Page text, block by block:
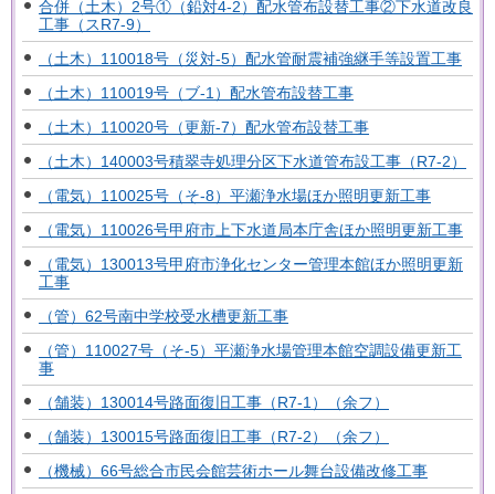
合併（土木）2号①（鉛対4-2）配水管布設替工事②下水道改良
工事（スR7-9）
（土木）110018号（災対-5）配水管耐震補強継手等設置工事
（土木）110019号（ブ-1）配水管布設替工事
（土木）110020号（更新-7）配水管布設替工事
（土木）140003号積翠寺処理分区下水道管布設工事（R7-2）
（電気）110025号（そ-8）平瀬浄水場ほか照明更新工事
（電気）110026号甲府市上下水道局本庁舎ほか照明更新工事
（電気）130013号甲府市浄化センター管理本館ほか照明更新
工事
（管）62号南中学校受水槽更新工事
（管）110027号（そ-5）平瀬浄水場管理本館空調設備更新工
事
（舗装）130014号路面復旧工事（R7-1）（余フ）
（舗装）130015号路面復旧工事（R7-2）（余フ）
（機械）66号総合市民会館芸術ホール舞台設備改修工事